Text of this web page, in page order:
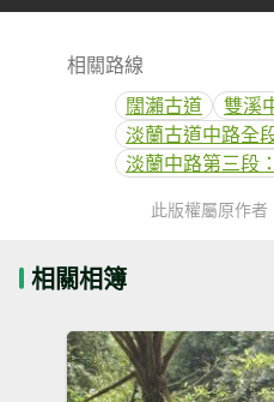
相關路線
闊瀨古道
雙溪
淡蘭古道中路全
此版權屬原作
相關相簿